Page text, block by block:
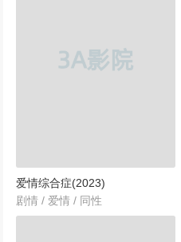
爱情综合症(2023)
剧情 / 爱情 / 同性